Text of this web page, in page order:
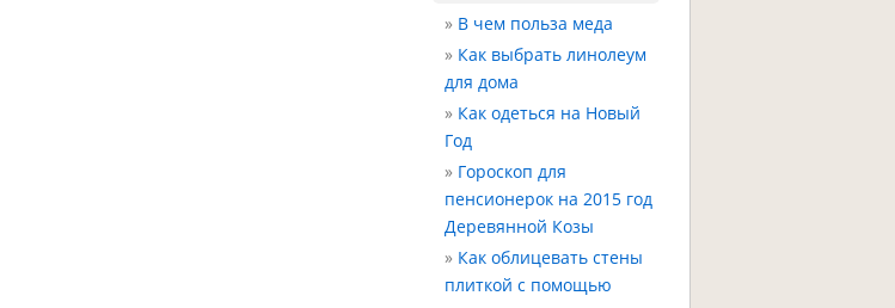
В чем польза меда
Как выбрать линолеум
для дома
Как одеться на Новый
Год
Гороскоп для
пенсионерок на 2015 год
Деревянной Козы
Как облицевать стены
плиткой с помощью